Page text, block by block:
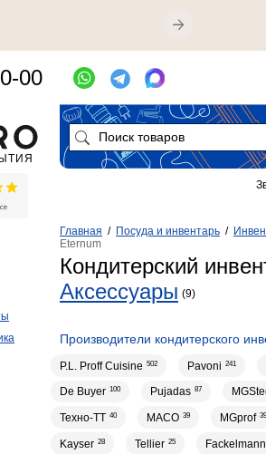
Главная / Посуда и инвентарь /
Eternum
Кондитерский
Аксессуары (9)
Производители кондитерского
P.L. Proff Cuisine 502 Pavoni 241
De Buyer 100 Pujadas 87
Техно-ТТ 40 MACO 39 MGprof 39
Kayser 28 Tellier 25 Fackelmann
00